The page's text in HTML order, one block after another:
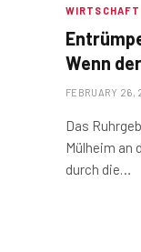
WIRTSCHAFT
Wenn
FEBRUARY 26,
Das
Mülheim an
durch die…